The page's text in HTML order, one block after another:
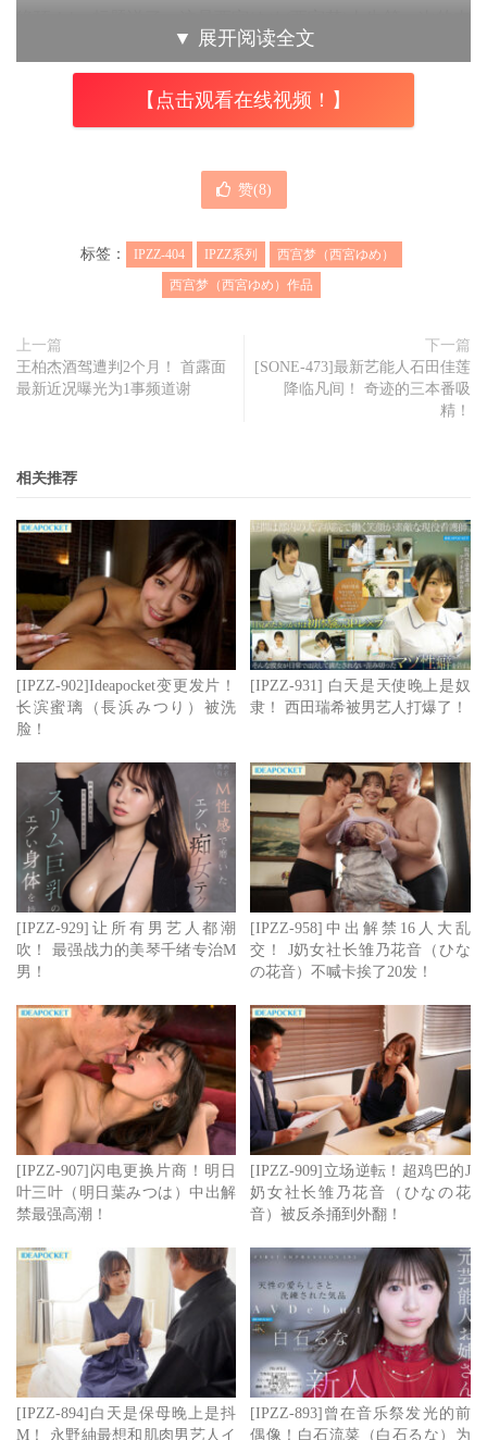
便器化乱交，アイポケ(IP社)是找来了七根粗大长的棒子来
是一直干一直干一直干⋯
海的作品男达に囲まれ次から次にブッ挿され、イッてもま
影棚就一直被狂抽猛送没得休息，连喝水和吃饭都要被干，
▼ 展开阅读全文
【点击观看在线视频！】
赞(8)
标签： IPZZ-404 IPZZ系列
西宫梦（西宮ゆめ）
西宫梦（西宮ゆめ）作品
上一篇
王柏杰酒驾遭判2个月！ 首露面
最新近况曝光为1事频道谢
下一篇
[SONE-473]最新艺能人石田佳莲
降临凡间！ 奇迹的三本番吸
精！
相关推荐
[IPZZ-902]Ideapocket变更发片！
长滨蜜璃（長浜みつり）被洗
脸！
[IPZZ-931] 白天是天使晚上是奴
隶！ 西田瑞希被男艺人打爆了！
[IPZZ-929]让所有男艺人都潮
吹！ 最强战力的美琴千绪专治M
男！
[IPZZ-958]中出解禁16人大乱
交！ J奶女社长雏乃花音（ひな
の花音）不喊卡挨了20发！
[IPZZ-907]闪电更换片商！明日
叶三叶（明日葉みつは）中出解
禁最强高潮！
[IPZZ-909]立场逆転！超鸡巴的J
奶女社长雏乃花音（ひなの花
音）被反杀捅到外翻！
[IPZZ-894]白天是保母晚上是抖
M！ 永野紬最想和肌肉男艺人イ
[IPZZ-893]曾在音乐祭发光的前
偶像！白石流菜（白石るな）为